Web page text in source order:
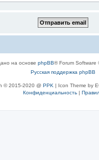
на основе phpBB® Forum Software
Русская поддержка phpBB
© 2015-2020 @ PPK | Icon Theme by
Конфиденциальность|